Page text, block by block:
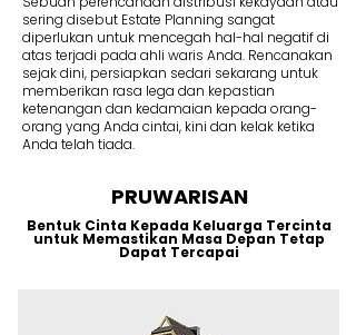
sering disebut Estate Planning sangat
diperlukan untuk mencegah hal-hal negatif di
atas terjadi pada ahli waris Anda. Rencanakan
sejak dini, persiapkan sedari sekarang untuk
memberikan rasa lega dan kepastian
ketenangan dan kedamaian kepada orang-
orang yang Anda cintai, kini dan kelak ketika
Anda telah tiada.
PRUWARISAN
Bentuk Cinta Kepada Keluarga Tercinta
untuk Memastikan Masa Depan Tetap
Dapat Tercapai